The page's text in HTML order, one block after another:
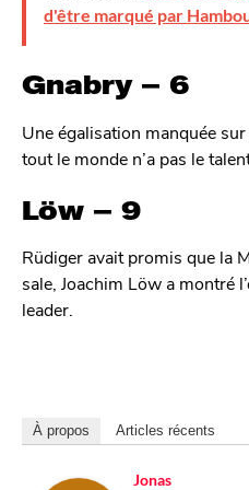
d'être marqué par
Gnabry – 6
Une égalisation manquée
tout le monde n’a pas le
Löw – 9
Rüdiger avait promis que la
sale, Joachim Löw a montré
leader.
À propos Articles récents
Jonas